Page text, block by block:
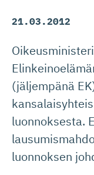
21.03.2012
(jäljempänä
luonnoksesta.
luonnoksen